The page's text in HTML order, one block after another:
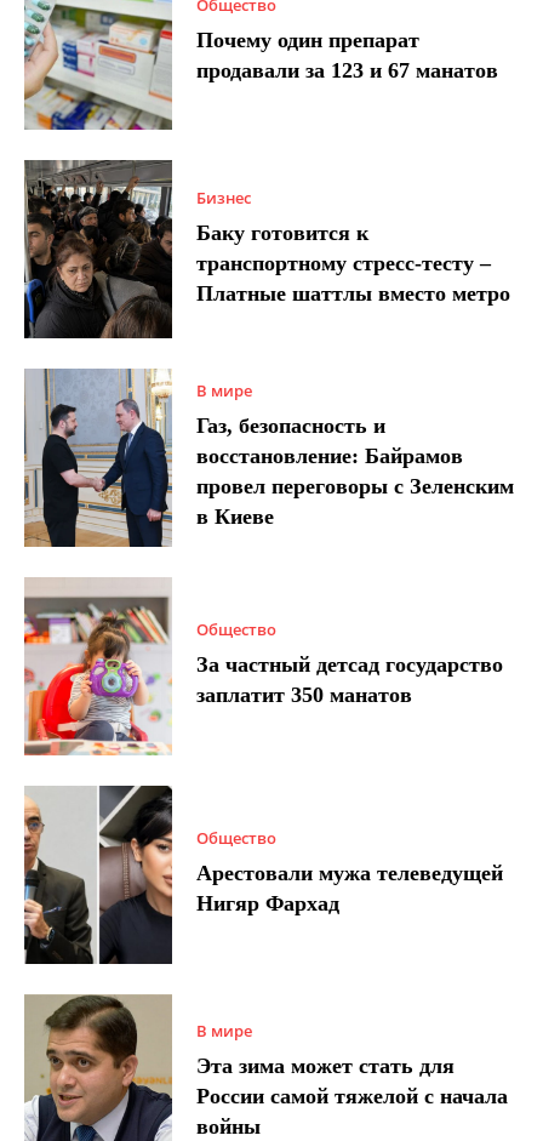
Почему один препарат
продавали за 123 и 67 манатов
Бизнес
Баку готовится к
транспортному стресс-тесту –
Платные шаттлы вместо метро
В мире
Газ, безопасность и
восстановление: Байрамов
провел переговоры с Зеленским
в Киеве
Общество
За частный детсад государство
заплатит 350 манатов
Общество
Арестовали мужа телеведущей
Нигяр Фархад
В мире
Эта зима может стать для
России самой тяжелой с начала
войны